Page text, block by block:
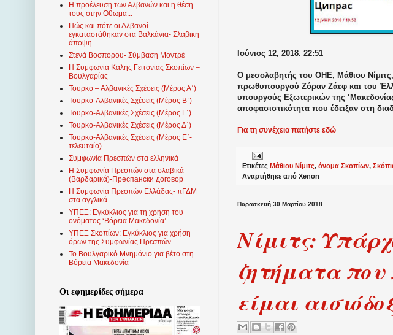
Ιούνιος 12, 2018. 22:51
Ο μεσολαβητής του ΟΗΕ, Μάθιου
πρωθυπουργού Ζόραν Ζάεφ και του
υπουργούς Εξωτερικών της
αποφασιστικότητα που έδειξαν στη
Για τη συνέχεια πατήστε εδώ
Ετικέτες Μάθιου Νίμιτς, όνομα Σκοπίων,
Αναρτήθηκε από Xenon
Παρασκευή 30 Μαρτίου 2018
Νίμιτς:
ζητήματα που
είμαι
Η προέλευση των Αλβανών και η θέση
τους στην Οθωμα...
Πώς και πότε οι Αλβανοί
εγκαταστάθηκαν στα Βαλκάνια- Σλαβική
άποψη
Στενά Βοσπόρου- Σύμβαση Μοντρέ
Η Συμφωνία Καλής Γειτονίας Σκοπίων –
Βουλγαρίας
Τουρκο – Αλβανικές Σχέσεις (Mέρος Α΄)
Τουρκο-Αλβανικές Σχέσεις (Μέρος Β΄)
Τουρκο-Αλβανικές Σχέσεις (Μέρος Γ΄)
Τουρκο-Αλβανικές Σχέσεις (Μέρος Δ΄)
Τουρκο-Αλβανικές Σχέσεις (Μέρος Ε΄-
τελευταίο)
Συμφωνία Πρεσπών στα ελληνικά
Η Συμφωνία Πρεσπών στα σλαβικά
(Βαρδαρικά)-Преспански договор
Η Συμφωνία Πρεσπών Ελλάδας- πΓΔΜ
στα αγγλικά
ΥΠΕΞ: Εγκύκλιος για τη χρήση του
ονόματος ‘Βόρεια Μακεδονία’
ΥΠΕΞ Σκοπίων: Εγκύκλιος για χρήση
όρων της Συμφωνίας Πρεσπών
Το Βουλγαρικό Μνημόνιο για βέτο στη
Βόρεια Μακεδονία
Οι εφημερίδες σήμερα